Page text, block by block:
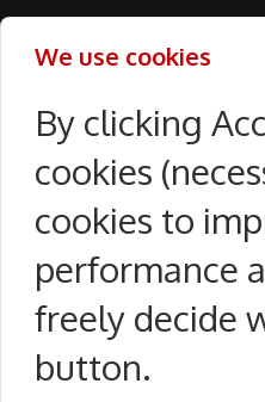
We use cookies
By clicking
cookies
cookies to
performance
freely decide
button.